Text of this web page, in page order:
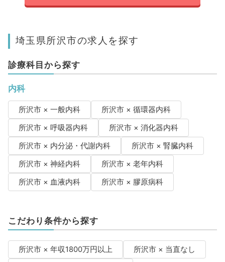
埼玉県所沢市の求人を探す
診療科目から探す
内科
所沢市 × 一般内科
所沢市 × 循環器内科
所沢市 × 呼吸器内科
所沢市 × 消化器内科
所沢市 × 内分泌・代謝内科
所沢市 × 腎臓内科
所沢市 × 神経内科
所沢市 × 老年内科
所沢市 × 血液内科
所沢市 × 膠原病科
こだわり条件から探す
所沢市 × 年収1800万円以上
所沢市 × 当直なし